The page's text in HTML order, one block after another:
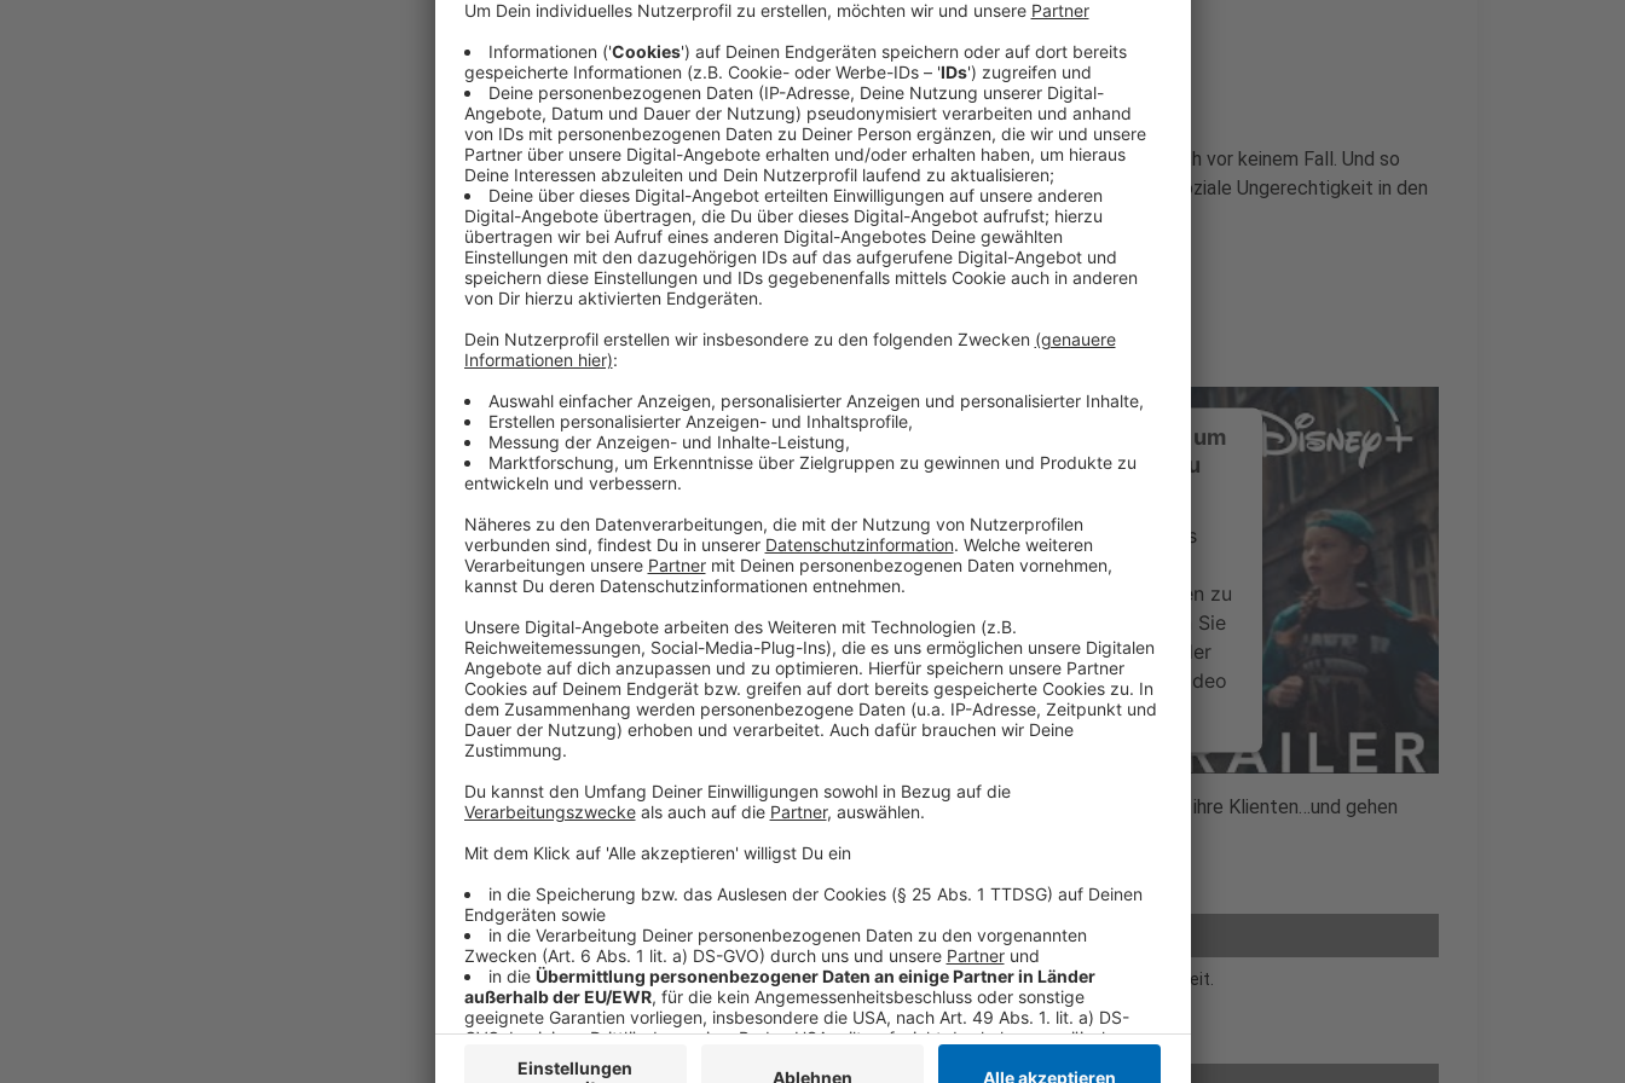
Veröffentlicht: Montag, 11.09.2023 20:10
Anzeige
Und davon gibt es genug. Denn die drei Detektivinnen scheuen sich vor keinem Fall. Und so
gehen sie unter anderem gegen Erpressung, Cybermobbing und soziale Ungerechtigkeit in den
Kampf.
Streaming-Dienst: Disney+
Wir benötigen Ihre Zustimmung, um
den YouTube Video-Service zu
Wir verwenden einen Service eines
Drittanbieters, um Videoinhalte
einzubetten. Dieser Service kann Daten zu
Ihren Aktivitäten sammeln. Bitte lesen Sie
die Details durch und stimmen Sie der
Nutzung des Service zu, um dieses Video
anzusehen.
powered by
Platform
Drei Mädels, drei starke Persönlichkeiten. Die drei !!! kämpfen für ihre Klienten…und gehen
Anzeige
©Copyright: Disney+
Die drei !!! lauern an jeder Ecke. Für ihre Klienten nehmen sie sich viel Zeit.
Anzeige